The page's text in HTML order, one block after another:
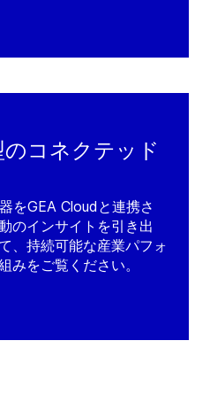
コネクテッド
をGEA Cloudと連携さ
のインサイトを引き出
、持続可能な産業パフォ
みをご覧ください。